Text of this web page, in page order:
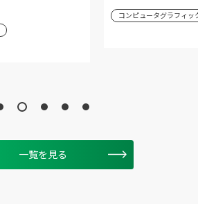
コンピュータグラフィッ
一覧を見る